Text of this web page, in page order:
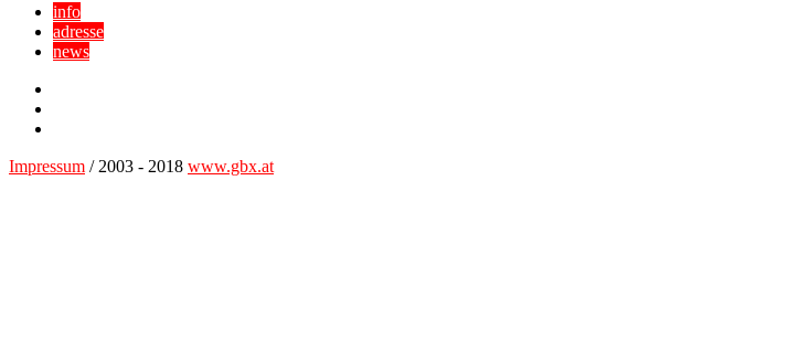
info
adresse
news
Impressum / 2003 - 2018 www.gbx.at